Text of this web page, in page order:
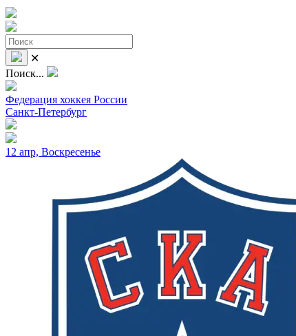
✕
Поиск...
Федерация хоккея России
Санкт-Петербург
12 апр, Воскресенье